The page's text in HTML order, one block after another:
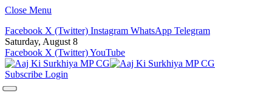
Close Menu
Facebook X (Twitter) Instagram WhatsApp Telegram
Saturday, August 8
Facebook X (Twitter)YouTube
Subscribe Login